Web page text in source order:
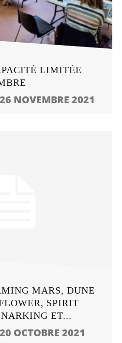
LIMITÉE
26 NOVEMBRE 2021
MARS, DUNE
SPIRIT
ET...
20 OCTOBRE 2021